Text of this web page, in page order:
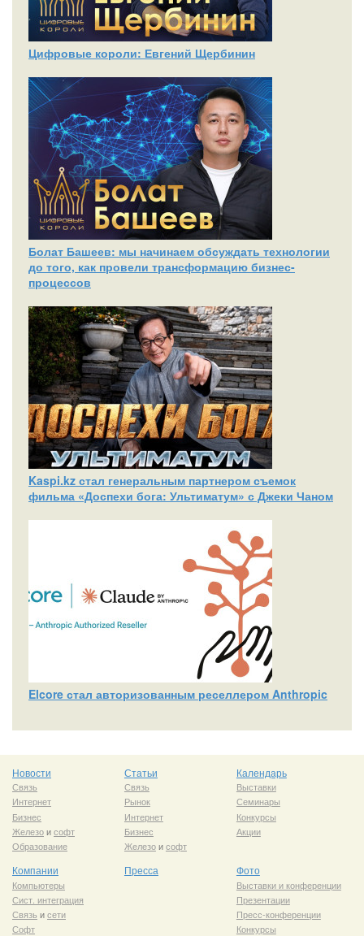
Цифровые короли: Евгений Щербинин
Болат Башеев: мы начинаем обсуждать технологии
до того, как провели трансформацию бизнес-
процессов
Kaspi.kz стал генеральным партнером съемок
фильма «Доспехи бога: Ультиматум» с Джеки Чаном
Elcore стал авторизованным реселлером Anthropic
Новости
Связь
Интернет
Бизнес
Железоисофт
Образование
Статьи
Связь
Рынок
Интернет
Бизнес
Железоисофт
Календарь
Выставки
Семинары
Конкурсы
Акции
Компании
Компьютеры
Сист. интеграция
Связь исети
Софт
Пресса Фото
Выставки и конференции
Презентации
Пресс-конференции
Конкурсы